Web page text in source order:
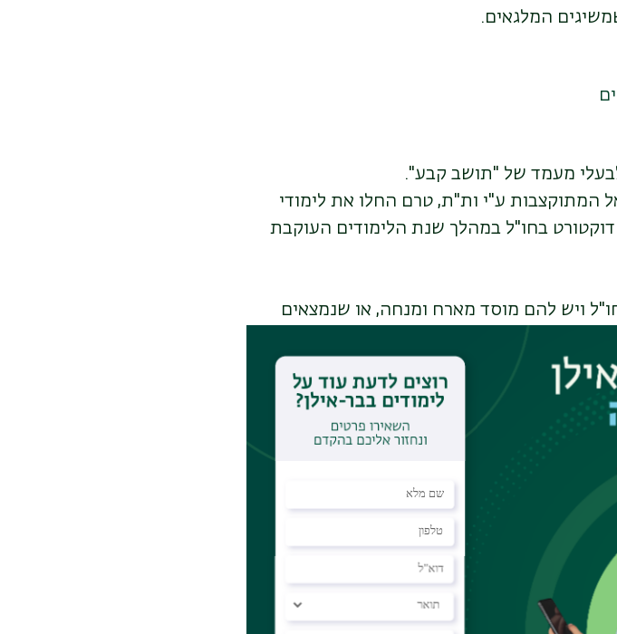
המלגאים.
מעמד של "תושב קבע".
המתוקצבות ע"י ות"ת, טרם החלו את לימודי
בחו"ל במהלך שנת הלימודים העוקבת
ויש להם מוסד מארח ומנחה, או שנמצאים
וטרם קיבל תשובה.
שלהם עד מועד היציאה לפוסט-דוקטורט
או שביום היציאה להשתלמות לא חלפו
(חופשות לידה באורך של עד חצי שנה לא
מאוכלוסיות המגוון.
בעלי מינוי כחברי סגל אקדמי בכיר
הרגיל, במוסד אקדמי כלשהו בארץ או בחו"ל